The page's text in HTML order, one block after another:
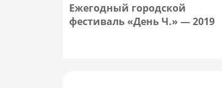
Ежегодный городской
фестиваль «День Ч.» — 2019